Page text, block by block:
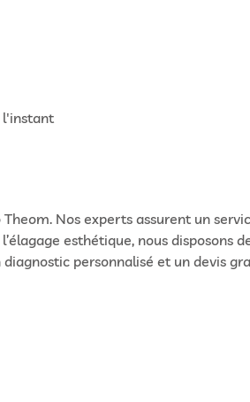
l'instant
Theom. Nos experts assurent un
esthétique, nous disposons
personnalisé et un devis